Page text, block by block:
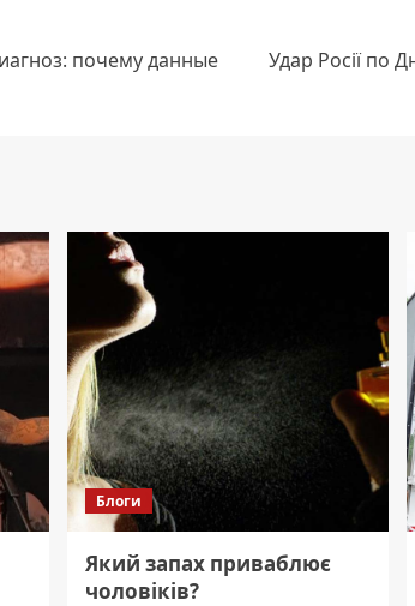
почему данные
Удар Росії по
Блоги
Який запах приваблює
чоловіків?